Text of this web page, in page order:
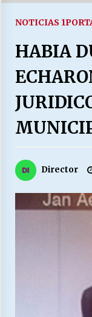
NOTICIAS 1
HABIA
Director